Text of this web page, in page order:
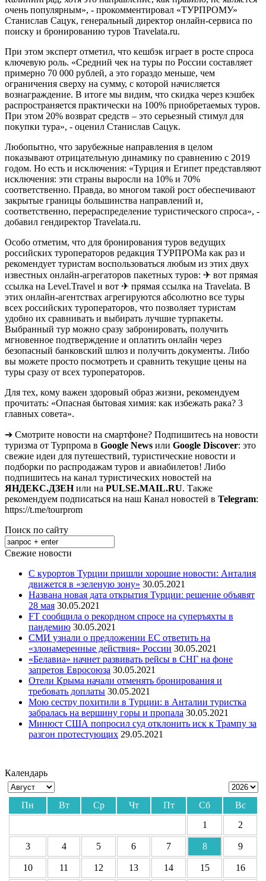
очень популярным», - прокомментировал «ТУРПРОМУ»
Станислав Сацук, генеральный директор онлайн-сервиса по
поиску и бронированию туров Travelata.ru.
При этом эксперт отметил, что кешбэк играет в росте спроса
ключевую роль. «Средний чек на туры по России составляет
примерно 70 000 рублей, а это гораздо меньше, чем
ограничения сверху на сумму, с которой начисляется
вознаграждение. В итоге мы видим, что скидка через кэшбек
распространяется практически на 100% приобретаемых туров.
При этом 20% возврат средств – это серьезный стимул для
покупки тура», - оценил Станислав Сацук.
Любопытно, что зарубежные направления в целом
показывают отрицательную динамику по сравнению с 2019
годом. Но есть и исключения: «Турция и Египет представляют
исключения: эти страны выросли на 10% и 70%
соответственно. Правда, во многом такой рост обеспечивают
закрытые границы большинства направлений и,
соответственно, перераспределение туристического спроса», -
добавил гендиректор Travelata.ru.
Особо отметим, что для бронирования туров ведущих
российских туроператоров редакция ТУРПРОМа как раз и
рекомендует туристам воспользоваться любым из этих двух
известных онлайн-агрегаторов пакетных туров: ✈ вот прямая
ссылка на Level.Travel и вот ✈ прямая ссылка на Travelata. В
этих онлайн-агентствах агрегируются абсолютно все туры
всех российских туроператоров, что позволяет туристам
удобно их сравнивать и выбирать лучшие турпакеты.
Выбранный тур можно сразу забронировать, получить
мгновенное подтверждение и оплатить онлайн через
безопасный банковский шлюз и получить документы. Либо
вы можете просто посмотреть и сравнить текущие цены на
туры сразу от всех туроператоров.
Для тех, кому важен здоровый образ жизни, рекомендуем
прочитать: «Опасная бытовая химия: как избежать рака? 3
главных совета».
➔ Смотрите новости на смартфоне? Подпишитесь на новости
туризма от Турпрома в Google News или Google Discover: это
свежие идеи для путешествий, туристические новости и
подборки по распродажам туров и авиабилетов! Либо
подпишитесь на канал туристических новостей на
ЯНДЕКС.ДЗЕНили на PULSE.MAIL.RU. Также
рекомендуем подписаться на наш Канал новостей в Telegram:
https://t.me/tourprom
Поиск по сайту
Свежие новости
С курортов Турции пришли хорошие новости: Анталия
движется в «зеленую зону» 30.05.2021
Названа новая дата открытия Турции: решение объявят
28 мая 30.05.2021
FT сообщила о рекордном спросе на суперъяхты в
пандемию 30.05.2021
СМИ узнали о предложении ЕС ответить на
«злонамеренные действия» России 30.05.2021
«Белавиа» начнет развивать рейсы в СНГ на фоне
запретов Евросоюза 30.05.2021
Отели Крыма начали отменять бронирования и
требовать доплаты 30.05.2021
Мою сестру похитили в Турции: в Анталии туристка
забралась на вершину горы и пропала 30.05.2021
Минюст США попросил суд отклонить иск к Трампу за
разгон протестующих 29.05.2021
Календарь
Пн Вт Ср Чт Пт Сб
Вс
1
2
3 4 5 6 7 8 9
10 11 12 13 14 15 16